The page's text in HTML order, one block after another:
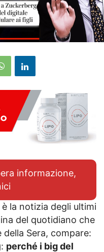
informazione,
la notizia degli ultimi
del quotidiano che
Sera, compare:
perché i big del